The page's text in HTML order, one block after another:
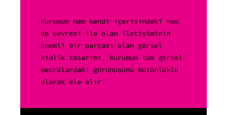
Kurumun hem kendi içerisindeki hem
de çevresi ile olan iletişiminin
önemli bir parçası olan görsel
kimlik tasarımı, kurumun tüm görsel
mecralardaki görünüşünü bütünlüklü
olarak ele alır.